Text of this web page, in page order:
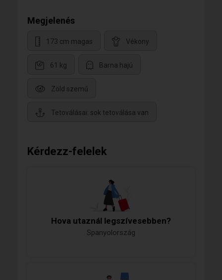
Megjelenés
173 cm magas Vékony
61 kg Barna hajú
Zöld szemű
Tetoválásai: sok tetoválása van
Kérdezz-felelek
Hova utaznál legszívesebben?
Spanyolország